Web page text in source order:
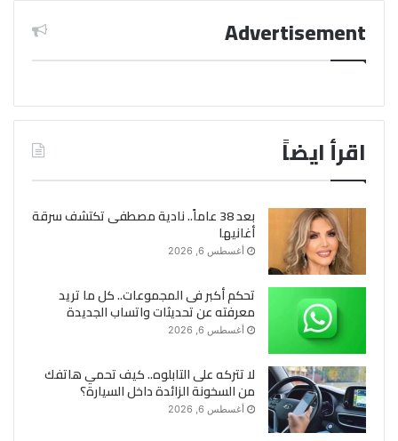
Advertisement
اقرأ ايضاً
بعد 38 عاماً.. نادية مصطفى تكتشف سرقة
أغانيها
أغسطس 6, 2026
تحكم أكبر فى المجموعات.. كل ما تريد
معرفته عن تحديثات واتساب الجديدة
أغسطس 6, 2026
لا تتركه على التابلوه.. كيف تحمي هاتفك
من السخونة الزائدة داخل السيارة؟
أغسطس 6, 2026